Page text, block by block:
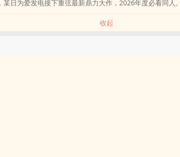
某日为爱发电接下重弦最新鼎力大作，2026年度必看同人。
收起